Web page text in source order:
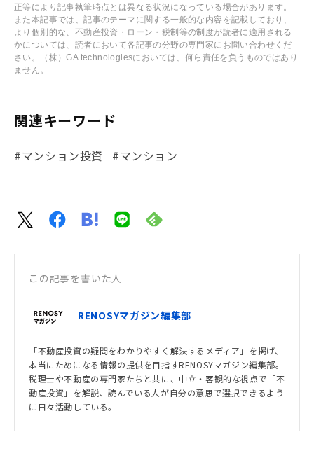
正等により記事執筆時点とは異なる状況になっている場合があります。
また本記事では、記事のテーマに関する一般的な内容を記載しており、
より個別的な、不動産投資・ローン・税制等の制度が読者に適用される
かについては、読者において各記事の分野の専門家にお問い合わせくだ
さい。（株）GA technologiesにおいては、何ら責任を負うものではあり
ません。
関連キーワード
#マンション投資 #マンション
この記事を書いた人
RENOSYマガジン編集部
「不動産投資の疑問をわかりやすく解決するメディア」を掲げ、
本当にためになる情報の提供を目指すRENOSYマガジン編集部。
税理士や不動産の専門家たちと共に、中立・客観的な視点で「不
動産投資」を解説、読んでいる人が自分の意思で選択できるよう
に日々活動している。